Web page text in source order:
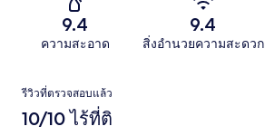
9.4
ความสะอาด
9.4
สิ่งอำนวยความสะดวก
รีวิว
รีวิวที่ตรวจสอบแล้ว
10/10 ไร้ที่ติ